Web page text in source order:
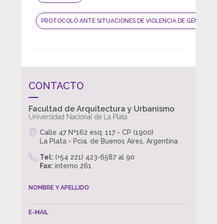
PROTOCOLO ANTE SITUACIONES DE VIOLENCIA DE GÉNERO
CONTACTO
Facultad de Arquitectura y Urbanismo
Universidad Nacional de La Plata
Calle 47 Nº162 esq. 117 - CP (1900)
La Plata - Pcia. de Buenos Aires, Argentina
Tel: (+54 221) 423-6587 al 90
Fax: interno 261
NOMBRE Y APELLIDO
E-MAIL